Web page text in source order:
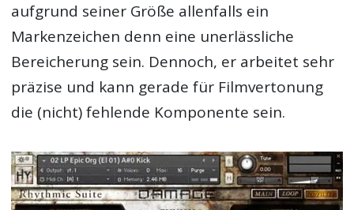
aufgrund seiner Größe allenfalls ein
Markenzeichen denn eine unerlässliche
Bereicherung sein. Dennoch, er arbeitet sehr
präzise und kann gerade für Filmvertonung
die (nicht) fehlende Komponente sein.